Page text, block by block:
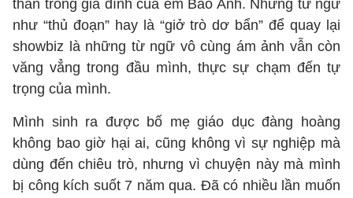
thân trong gia đình của em Bảo Anh. Những từ ngữ
như “thủ đoạn” hay là “giở trò dơ bẩn” để quay lại
showbiz là những từ ngữ vô cùng ám ảnh vẫn còn
văng vẳng trong đầu mình, thực sự chạm đến tự
trọng của mình.
Mình sinh ra được bố mẹ giáo dục đàng hoàng
không bao giờ hại ai, cũng không vì sự nghiệp mà
dùng đến chiêu trò, nhưng vì chuyện này mà mình
bị công kích suốt 7 năm qua. Đã có nhiều lần muốn